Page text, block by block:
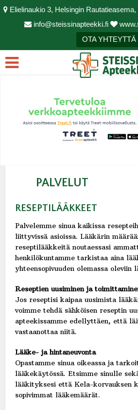
Elielinaukio 3, Helsingin Rautatieasema,
info@steissinapteekki.fi
OTA YHTEYTTÄ
PALVELUT
RESEPTILÄÄKKEET
Palvelemme sinua kaikissa
liittyvissä asioissa. Lääkärin
reseptilääkkeitä noutaessasi
henkilökuntamme tarkistaa aina
yhteensopivuuden olemassa oleviin
Reseptien uusiminen ja
Jos reseptisi kaipaa uusimista
voimme tehdä sähköisen reseptin
apteekissamme edellyttäen, että
vastaanottaa niitä.
Lääke- ja hintaneuvonta
Opastamme sinua oikeassa ja
lääkekäytössä. Etsimme sinulle
lääkityksesi että Kela-korvauksen
sopivimmat lääkemäärät.